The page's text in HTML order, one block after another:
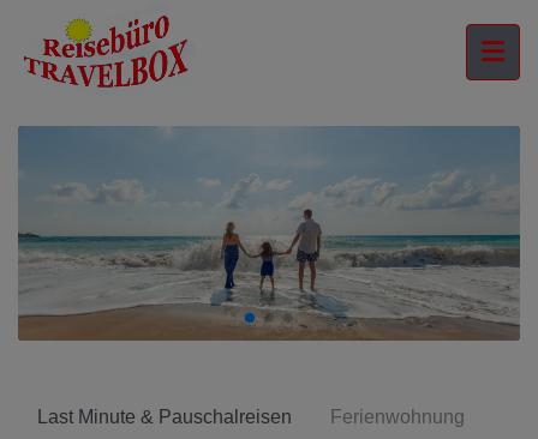
Last Minute & Pauschalreisen Ferienwohnung